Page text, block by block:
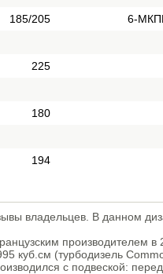
185/205 6-
225
180
194
владельцев. В данном
производителем
куб.см (турбодизель
с подвеской: